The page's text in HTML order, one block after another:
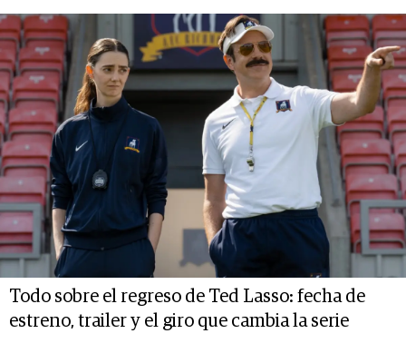
Todo sobre el regreso de Ted Lasso: fecha de
estreno, trailer y el giro que cambia la serie